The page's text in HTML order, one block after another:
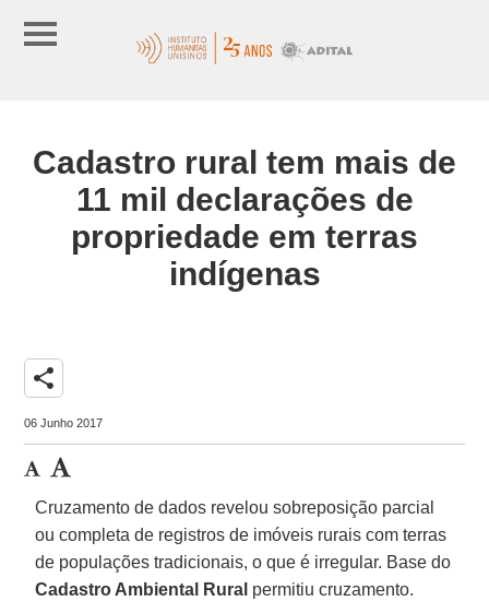
Cadastro rural tem mais de
11 mil declarações de
propriedade em terras
indígenas
share
06 Junho 2017
Cruzamento de dados revelou sobreposição parcial
ou completa de registros de imóveis rurais com terras
de populações tradicionais, o que é irregular. Base do
Cadastro Ambiental Rural permitiu cruzamento.